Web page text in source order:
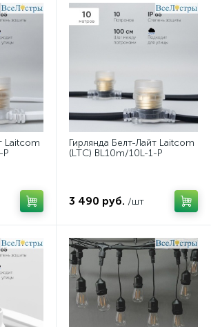
Laitcom
P
Гирлянда Белт-Лайт Laitcom
(LTC) BL10m/10L-1-P
3 490 руб. /шт